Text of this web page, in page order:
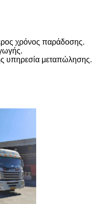
χρόνος παράδοσης.
υπηρεσία μεταπώλησης.